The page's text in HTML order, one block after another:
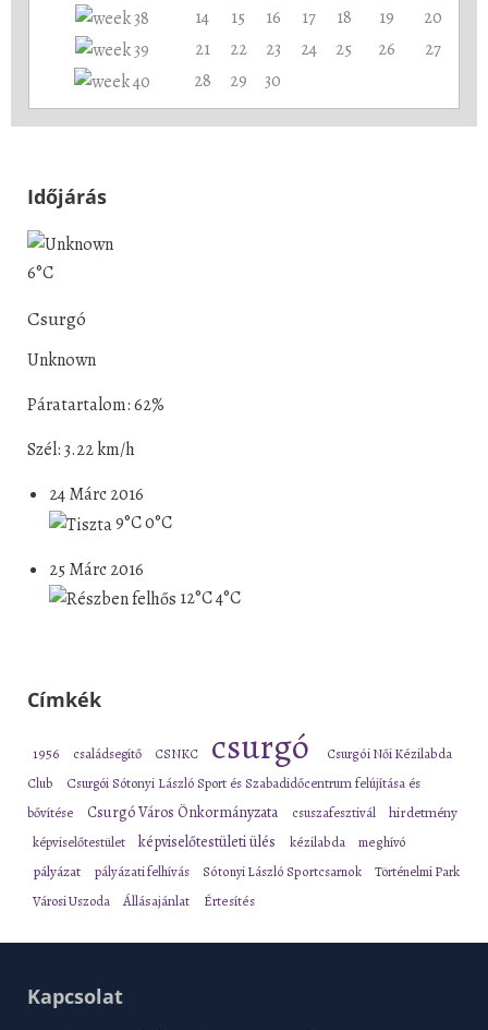
14
15 16 17 18 19
20
21
22 23 24 25 26
27
28
29 30
Időjárás
6°C
Csurgó
Unknown
Páratartalom: 62%
Szél: 3.22 km/h
24 Márc 2016
9°C0°C
25 Márc 2016
12°C4°C
Címkék
1956 családsegítő CSNKC csurgó
Csurgói Női Kézilabda
Club
Csurgói Sótonyi László Sport és Szabadidőcentrum felújítása és
bővítése
Csurgó Város Önkormányzata csuszafesztivál hirdetmény
képviselőtestület képviselőtestületi ülés kézilabda meghívó
pályázat pályázati felhívás Sótonyi László Sportcsarnok
Történelmi Park
Városi Uszoda
Állásajánlat Értesítés
Kapcsolat